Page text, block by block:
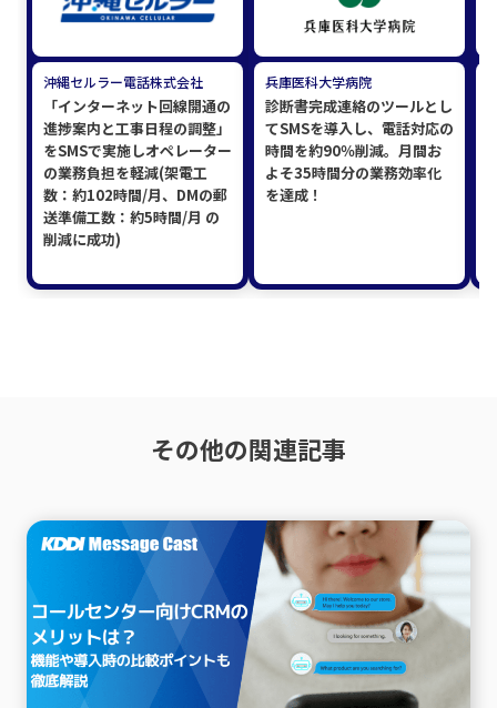
沖縄セルラー電話株式会社
「インターネット回線開通の
進捗案内と工事日程の調整」
をSMSで実施しオペレーター
の業務負担を軽減(架電工
数：約102時間/月、DMの郵
送準備工数：約5時間/月 の
削減に成功)
兵庫医科大学病院
診断書完成連絡のツールとし
てSMSを導入し、電話対応の
時間を約90％削減。月間お
よそ35時間分の業務効率化
を達成！
その他の関連記事